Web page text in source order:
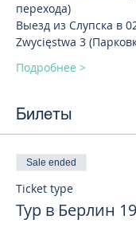
перехода)
Выезд из Слупска в
Zwycięstwa 3
Подробнее >
Билеты
Sale ended
Ticket type
Тур в Берлин